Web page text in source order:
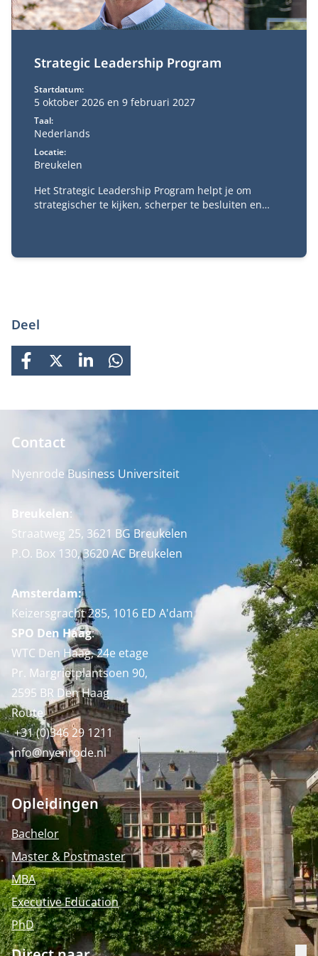
Strategic Leadership Program
Startdatum:
5 oktober 2026 en 9 februari 2027
Taal:
Nederlands
Locatie:
Breukelen
Het Strategic Leadership Program helpt je om
strategischer te kijken, scherper te besluiten en
besluitvorming.
Deel
FACEBOOK
X LINKEDINWHATSAPP
Contact
Nyenrode Business Universiteit
Breukelen:
Straatweg 25, 3621 BG Breukelen
P.O. Box 130, 3620 AC Breukelen
Amsterdam:
Keizersgracht 285, 1016 ED A'dam
SPO Den Haag:
WTC Den Haag, 24e etage
Pr. Margrietplantsoen 90,
2595 BR Den Haag
Route
+31 (0)346 29 1211
info@nyenrode.nl
Opleidingen
Bachelor
Master & Postmaster
MBA
Executive Education
PhD